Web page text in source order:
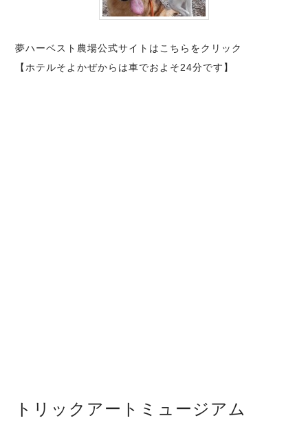
夢ハーベスト農場公式サイトはこちらをクリック
【ホテルそよかぜからは車でおよそ24分です】
トリックアートミュージアム